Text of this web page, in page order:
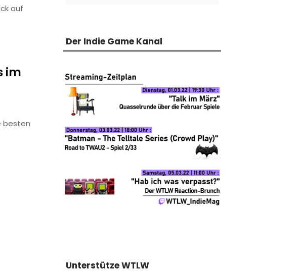
auf
im
besten
Der Indie Game Kanal
Unterstütze WTLW